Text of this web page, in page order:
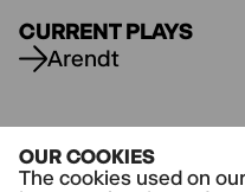
OUR COOKIES
The cookies used on
CURRENT PLAYS
Arendt